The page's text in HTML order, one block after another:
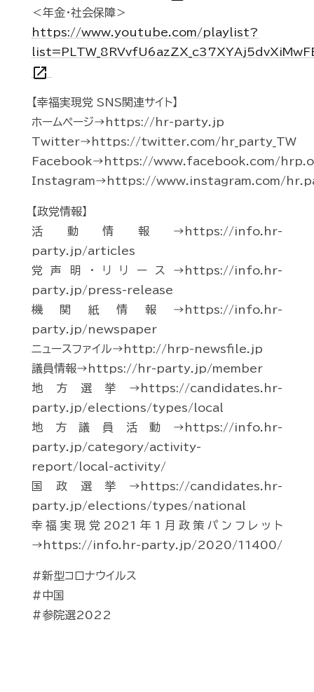
＜年金・社会保障＞
https://www.youtube.com/playlist?
open_in_new
【幸福実現党 SNS関連サイト】
ホームページ→https://hr-party.jp
Twitter→https://twitter.com/hr_party_TW
Facebook→https://www.facebook.com/
Instagram→https://www.instagram.com/
【政党情報】
活動情報→https://info.hr-
party.jp/articles
党声明・リリース→https://info.hr-
party.jp/press-release
機関紙情報→https://info.hr-
party.jp/newspaper
ニュースファイル→http://hrp-newsfile.jp
議員情報→https://hr-party.jp/member
地方選挙→https://candidates.hr-
party.jp/elections/types/local
地方議員活動→https://info.hr-
party.jp/category/activity-
report/local-activity/
国政選挙→https://candidates.hr-
party.jp/elections/types/national
幸福実現党2021年1月政策パンフレット
→https://info.hr-party.jp/2020/11400/
#新型コロナウイルス
#中国
#参院選2022